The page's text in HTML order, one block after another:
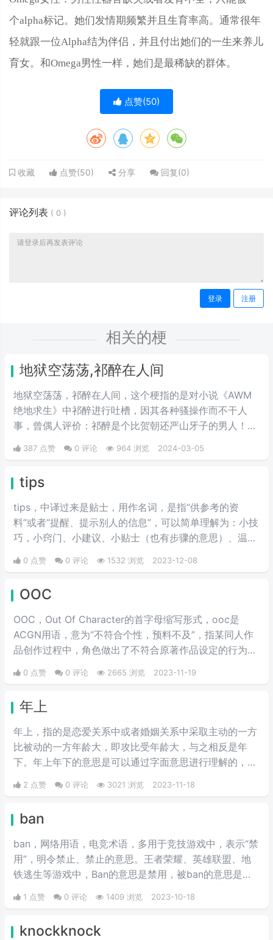
个alpha标记。她们发情期频繁并且生育率高。通常很年
轻就跟一位Alpha结为伴侣，并且付出她们的一生来养儿
育女。和Omega男性一样，她们是最稀缺的群体。
点赞(50)
收藏 点赞(50) 分享 回复(0)
评论列表 ( 0 )
登录 注册
相关的梗
地狱空荡荡,祁醉在人间
地狱空荡荡，祁醉在人间，这个梗指的是对小说《AWM
绝地求生》中祁醉进行吐槽，因其各种骚操作而不干人
事，曾偶人评价：祁醉是个比贺朝还严山牙子的男人！四
大话痨攻之首。
387 点赞 0 评论 964 浏览 2024-03-05
tips
tips，中译过来是贴士，用作名词，是指“供参考的资
料”或者“提醒、提示别人的信息”，可以简单理解为：小技
巧，小窍门、小建议、小贴士（也有步骤的意思）、温馨
0 点赞 0 评论 1532 浏览 2023-12-08
OOC
OOC，Out Of Character的首字母缩写形式，ooc是
ACGN用语，意为“不符合个性，预料不及”，指某同人作
品创作过程中，角色做出了不符合原著作品设定的行为举
止，并且没有合理的铺垫作为转变基础，使其做出原角色
不可能做出的行为，简言之，就是与人物原型不符的人设
cos圈和同人文中，指与原型像不符的人设崩塌行为和语
言，俗称人设崩啦。
0 点赞 0 评论 2665 浏览 2023-11-19
年上
年上，指的是恋爱关系中或者婚姻关系中采取主动的一方
比被动的一方年龄大，即攻比受年龄大，与之相反是年
下。年上年下的意思是可以通过字面意思进行理解的，年
2 点赞 0 评论 3021 浏览 2023-11-18
ban
ban，网络用语，电竞术语，多用于竞技游戏中，表示“禁
用”，明令禁止、禁止的意思。王者荣耀、英雄联盟、地
铁逃生等游戏中，Ban的意思是禁用，被ban的意思是指
某个英雄被禁用的意思。某位英雄被Ban就意味着整局比
赛双方玩家都无法再选取该英雄进行使用！
1 点赞 0 评论 1409 浏览 2023-10-18
knockknock